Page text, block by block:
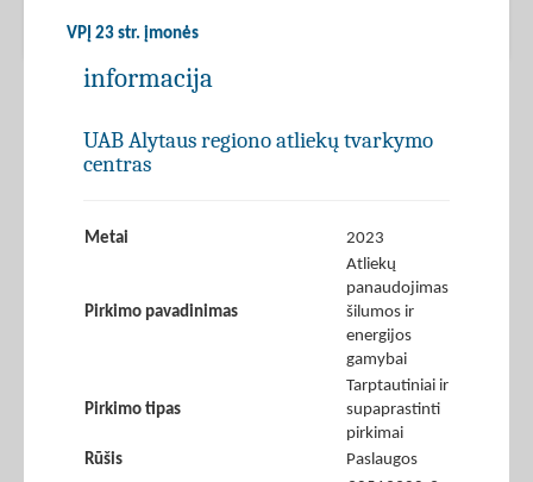
VPĮ 23 str. įmonės
informacija
UAB Alytaus regiono atliekų tvarkymo
centras
Metai 2023
Pirkimo pavadinimas
Atliekų
panaudojimas
šilumos ir
energijos
gamybai
Pirkimo tipas
Tarptautiniai ir
supaprastinti
pirkimai
Rūšis
Paslaugos